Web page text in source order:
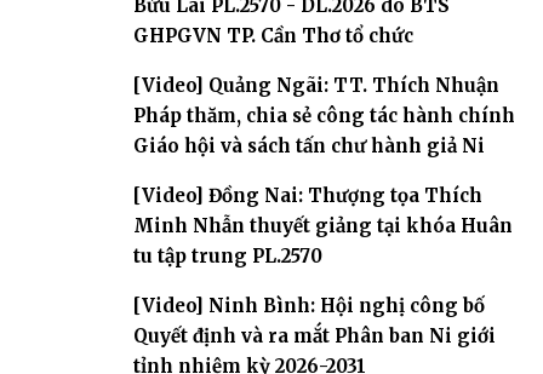
Bửu Lai PL.2570 - DL.2026 do BTS
GHPGVN TP. Cần Thơ tổ chức
[Video] Quảng Ngãi: TT. Thích Nhuận
Pháp thăm, chia sẻ công tác hành chính
Giáo hội và sách tấn chư hành giả Ni
[Video] Đồng Nai: Thượng tọa Thích
Minh Nhẫn thuyết giảng tại khóa Huân
tu tập trung PL.2570
[Video] Ninh Bình: Hội nghị công bố
Quyết định và ra mắt Phân ban Ni giới
tỉnh nhiệm kỳ 2026-2031